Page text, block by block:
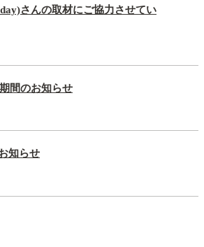
さんの取材にご協力させてい
間のお知らせ
知らせ